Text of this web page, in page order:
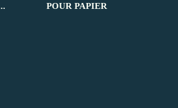
POUR PAPIER